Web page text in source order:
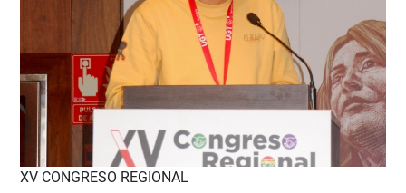
XV CONGRESO REGIONAL